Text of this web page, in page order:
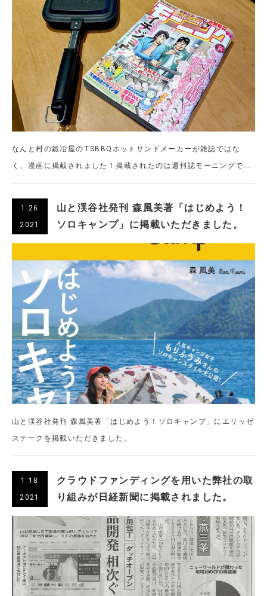
なんと村の鍛冶屋のTSBBQホットサンドメーカーが雑誌ではな
く、漫画に掲載されました！掲載されたのは週刊誌モーニングで...
1.26
2021
山と渓谷社発刊 森風美著「はじめよう！
ソロキャンプ」に掲載いただきました。
山と渓谷社発刊 森風美著「はじめよう！ソロキャンプ」にエリッゼ
ステークを掲載いただきました。
1.18
2021
クラウドファンディングを用いた弊社の取
り組みが日経新聞に掲載されました。